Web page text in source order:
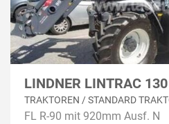
LINDNER LINTRAC
TRAKTOREN / STANDARD
FL R-90 mit 920mm Ausf.